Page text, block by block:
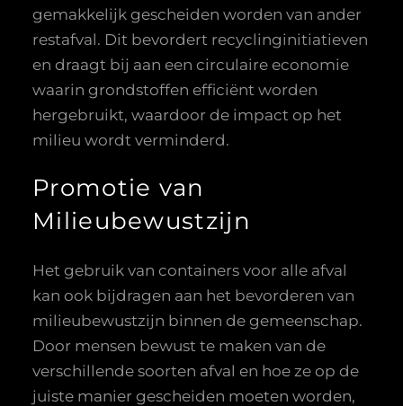
gemakkelijk gescheiden worden van ander
restafval. Dit bevordert recyclinginitiatieven
en draagt bij aan een circulaire economie
waarin grondstoffen efficiënt worden
hergebruikt, waardoor de impact op het
milieu wordt verminderd.
Promotie van
Milieubewustzijn
Het gebruik van containers voor alle afval
kan ook bijdragen aan het bevorderen van
milieubewustzijn binnen de gemeenschap.
Door mensen bewust te maken van de
verschillende soorten afval en hoe ze op de
juiste manier gescheiden moeten worden,